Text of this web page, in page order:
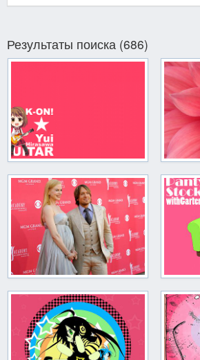
Результаты поиска (686)